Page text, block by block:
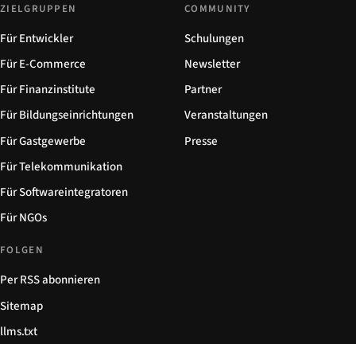
ZIELGRUPPEN
Für Entwickler
Für E-Commerce
Für Finanzinstitute
Für Bildungseinrichtungen
Für Gastgewerbe
Für Telekommunikation
Für Softwareintegratoren
Für NGOs
COMMUNITY
Schulungen
Newsletter
Partner
Veranstaltungen
Presse
FOLGEN
Per RSS abonnieren
Sitemap
llms.txt